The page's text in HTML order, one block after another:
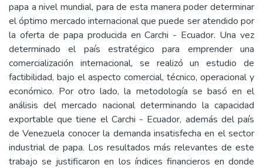
papa a nivel mundial, para de esta manera poder determinar
el óptimo mercado internacional que puede ser atendido por
la oferta de papa producida en Carchi - Ecuador. Una vez
determinado el país estratégico para emprender una
comercialización internacional, se realizó un estudio de
factibilidad, bajo el aspecto comercial, técnico, operacional y
económico. Por otro lado, la metodología se basó en el
análisis del mercado nacional determinando la capacidad
exportable que tiene el Carchi - Ecuador, además del país
de Venezuela conocer la demanda insatisfecha en el sector
industrial de papa. Los resultados más relevantes de este
trabajo se justificaron en los índices financieros en donde